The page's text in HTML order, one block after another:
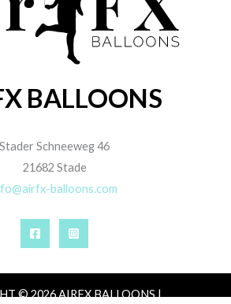
BALLOONS
Stader Schneeweg 46
21682 Stade
balloons.com
© 2026 AIRFX BALLOONS |